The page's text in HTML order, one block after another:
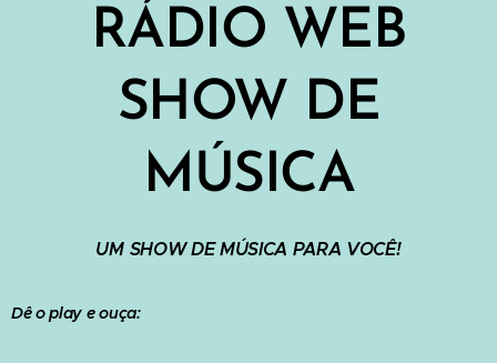
RÁDIO WEB
SHOW DE
MÚSICA
UM SHOW DE MÚSICA PARA VOCÊ!
Dê o play e ouça: